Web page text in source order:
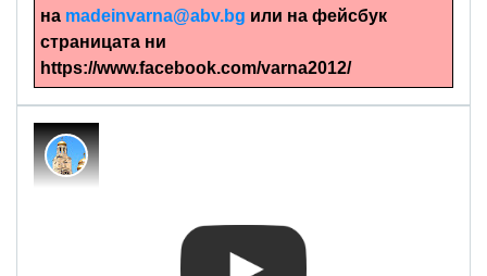
на madeinvarna@abv.bg или на фейсбук
страницата ни
https://www.facebook.com/varna2012/